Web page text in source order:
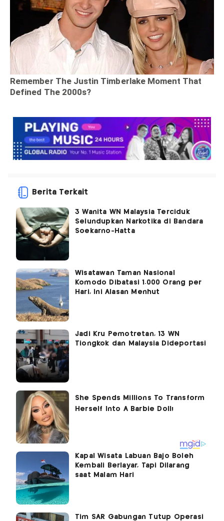
Berita Terkait
3 Wanita WN Malaysia Terciduk
Selundupkan Narkotika di Bandara
Soekarno-Hatta
Wisatawan Taman Nasional
Komodo Dibatasi 1.000 Orang per
Hari, Ini Alasan Menhut
Jadi Kru Pemotretan, 13 WN
Tiongkok dan Malaysia Dideportasi
Kapal Wisata Labuan Bajo Boleh
Kembali Berlayar, Tapi Dilarang
saat Malam Hari
Tim SAR Gabungan Tutup Operasi